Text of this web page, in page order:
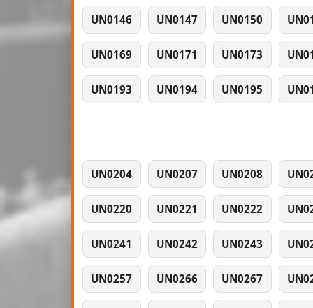
UN0146 UN0147 UN0150
UN0169 UN0171 UN0173
UN0193 UN0194 UN0195
UN0204 UN0207 UN0208
UN0220 UN0221 UN0222
UN0241 UN0242 UN0243
UN0257 UN0266 UN0267